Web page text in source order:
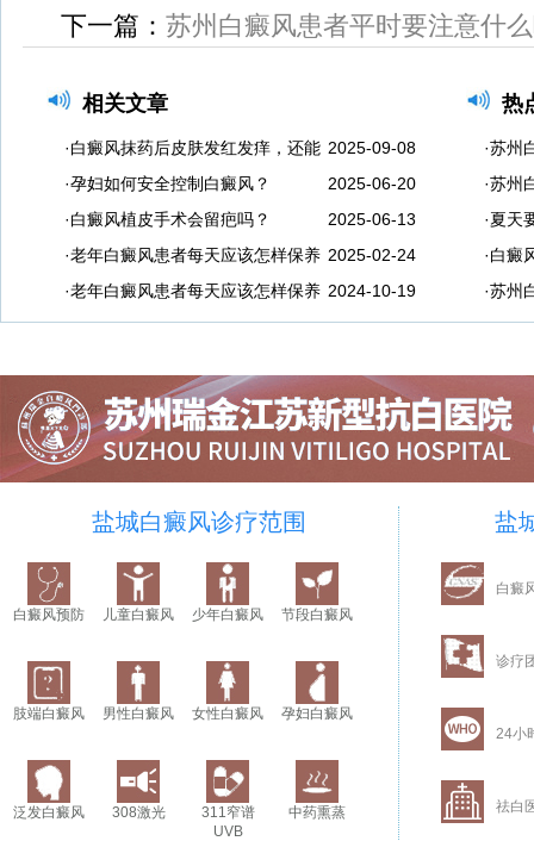
下一篇： 苏州白癜风患者平时要注意什
相关文章
·白癜风抹药后皮肤发红发痒，还能 2025-09-08
·孕妇如何安全控制白癜风？
2025-06-20
·白癜风植皮手术会留疤吗？
2025-06-13
·老年白癜风患者每天应该怎样保养 2025-02-24
·老年白癜风患者每天应该怎样保养 2024-10-19
热
·苏州
·苏州
·夏天
·白癜
·苏州
盐城白癜风诊疗范围
白癜风预防 儿童白癜风 少年白癜风 节段白癜风
肢端白癜风 男性白癜风 女性白癜风 孕妇白癜风
泛发白癜风 308激光
311窄谱
UVB
中药熏蒸
盐
白癜
诊疗
24小
祛白